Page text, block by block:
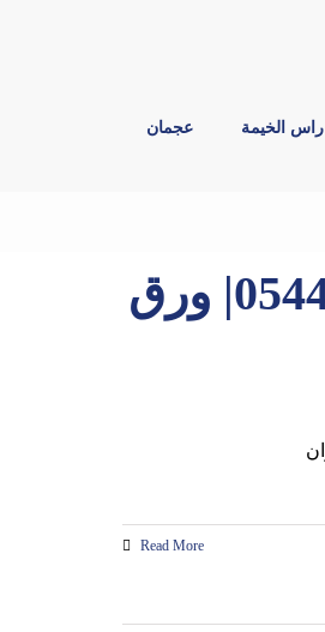
راس الخيمة عجمان
تركيب ورق جدران في عجمان |0544026642| ورق
Read More